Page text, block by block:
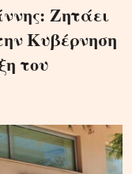
Ζητάει
Κυβέρνηση
του